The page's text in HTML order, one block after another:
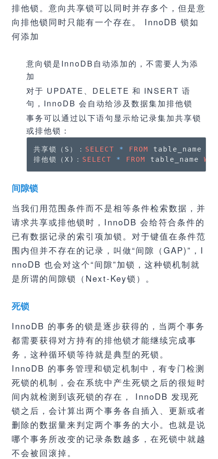
排他锁。意向共享锁可以同时并存多个，但是意
向排他锁同时只能有一个存在。 InnoDB 锁如
何添加
意向锁是InnoDB自动添加的，不需要人为添
加
对于 UPDATE、DELETE 和 INSERT 语
句，InnoDB 会自动给涉及数据集加排他锁
事务可以通过以下语句显示给记录集加共享锁
或排他锁：
共享锁（S）： SELECT * FROM table_name
排他锁（X)： SELECT * FROM table_name
间隙锁
当我们用范围条件而不是相等条件检索数据，并
请求共享或排他锁时，InnoDB 会给符合条件的
已有数据记录的索引项加锁。对于键值在条件范
围内但并不存在的记录，叫做“间隙（GAP)”，I
nnoDB 也会对这个“间隙”加锁，这种锁机制就
是所谓的间隙锁（Next-Key锁）。
死锁
InnoDB 的事务的锁是逐步获得的，当两个事务
都需要获得对方持有的排他锁才能继续完成事
务，这种循环锁等待就是典型的死锁。
InnoDB 的事务管理和锁定机制中，有专门检测
死锁的机制，会在系统中产生死锁之后的很短时
间内就检测到该死锁的存在， InnoDB 发现死
锁之后，会计算出两个事务各自插入、更新或者
删除的数据量来判定两个事务的大小。也就是说
哪个事务所改变的记录条数越多，在死锁中就越
不会被回滚掉。